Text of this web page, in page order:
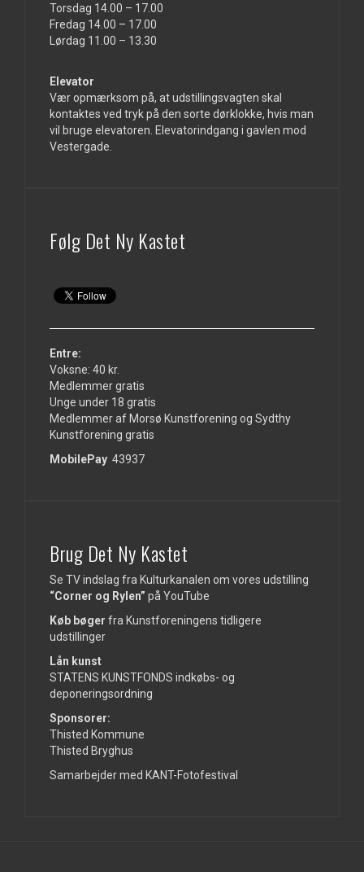
Torsdag 14.00 – 17.00
Fredag 14.00 – 17.00
Lørdag 11.00 – 13.30
Elevator
Vær opmærksom på, at udstillingsvagten skal
kontaktes ved tryk på den sorte dørklokke, hvis man
vil bruge elevatoren. Elevatorindgang i gavlen mod
Vestergade.
Følg Det Ny Kastet
Entre:
Voksne: 40 kr.
Medlemmer gratis
Unge under 18 gratis
Medlemmer af Morsø Kunstforening og Sydthy
Kunstforening gratis
MobilePay 43937
Brug Det Ny Kastet
Se TV indslag fra Kulturkanalen om vores udstilling
“Corner og Rylen” på YouTube
Køb bøger fra Kunstforeningens tidligere
udstillinger
Lån kunst
STATENS KUNSTFONDS indkøbs- og
deponeringsordning
Sponsorer:
Thisted Kommune
Thisted Bryghus
Samarbejder med KANT-Fotofestival